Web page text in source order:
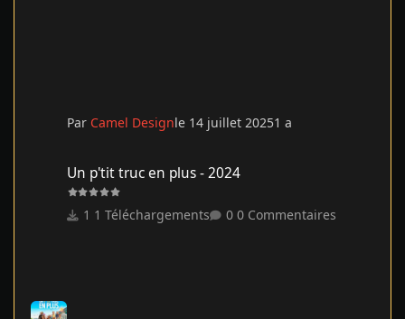
Par Camel Designle 14 juillet 20251 a
Un p'tit truc en plus - 2024
1 Téléchargements 0 Commentaires